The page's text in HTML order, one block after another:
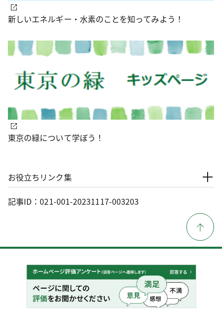
新しいエネルギー・水素のことを知ってみよう！
東京の緑について学ぼう！
お役立ちリンク集
記事ID：021-001-20231117-003203